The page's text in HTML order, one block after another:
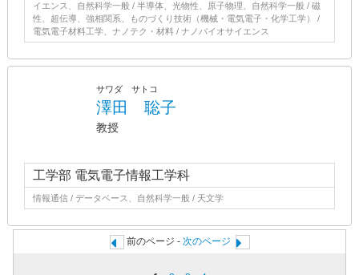
イエンス、自然科学一般 / 半導体、光物性、原子物理、自然科学一般 / 磁
性、超伝導、強相関系、ものづくり技術（機械・電気電子・化学工学） /
電気電子材料工学、ナノテク・材料 / ナノバイオサイエンス
サワダ サトコ
澤田 聡子
教授
工学部 電気電子情報工学科
情報通信 / データベース、自然科学一般 / 天文学
前のページ - 次のページ